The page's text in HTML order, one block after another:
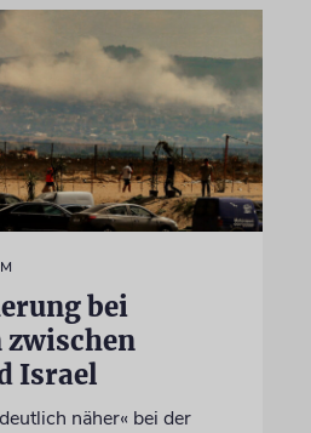
bei
zwischen
Israel
näher« bei der